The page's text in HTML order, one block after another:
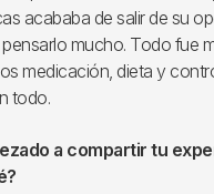
acababa de salir de su
mucho. Todo fue
medicación, dieta y
todo.
a compartir tu